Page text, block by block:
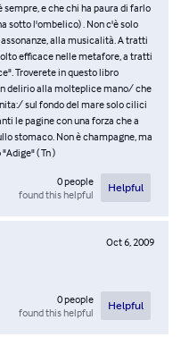
e che chi ha paura di farlo
sotto l'ombelico) . Non c'è solo
alla musicalità. A tratti
efficace nelle metafore, a tratti
Troverete in questo libro
delirio alla molteplice mano/ che
sul fondo del mare solo cilici
le pagine con una forza che a
stomaco. Non è champagne, ma
( Tn )
0people
found this helpful
Helpful
Oct 6, 2009
0people
found this helpful
Helpful